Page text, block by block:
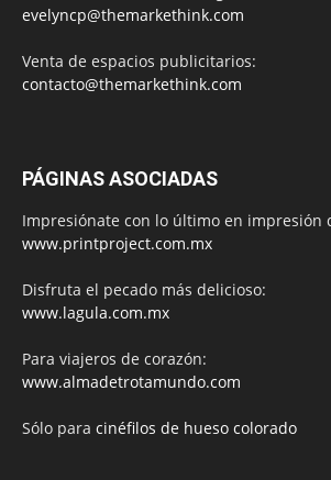
evelyncp@themarkethink.com
Venta de espacios publicitarios:
contacto@themarkethink.com
PÁGINAS ASOCIADAS
Impresiónate con lo último en impresión
www.printproject.com.mx
Disfruta el pecado más delicioso:
www.lagula.com.mx
Para viajeros de corazón:
www.almadetrotamundo.com
Sólo para cinéfilos de hueso colorado